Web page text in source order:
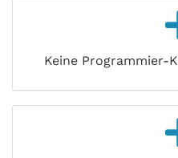
Keine Programmier-